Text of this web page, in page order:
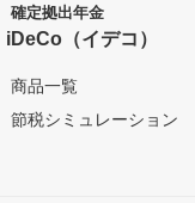
確定拠出年金
iDeCo（イデコ）
商品一覧
節税シミュレーション